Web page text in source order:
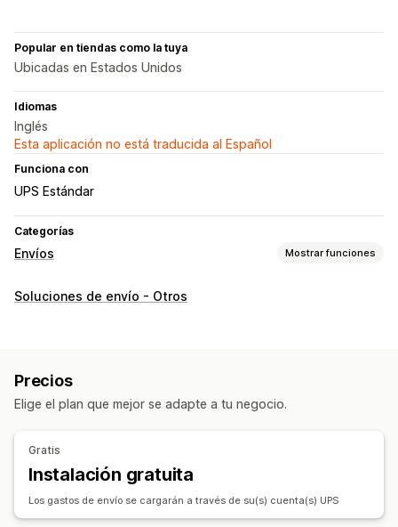
Popular en tiendas como la tuya
Ubicadas en Estados Unidos
Idiomas
Inglés
Esta aplicación no está traducida al Español
Funciona con
UPS Estándar
Categorías
Envíos Mostrar funciones
Etiquetas y embalaje
Tarifas de envío
Sincronización de pedidos
Página de seguimiento de promoción de marca
Actualizaciones de pedidos
Soluciones de envío - Otros
Precios
Elige el plan que mejor se adapte a tu negocio.
Gratis
Instalación gratuita
Los gastos de envío se cargarán a través de su(s) cuenta(s) UPS